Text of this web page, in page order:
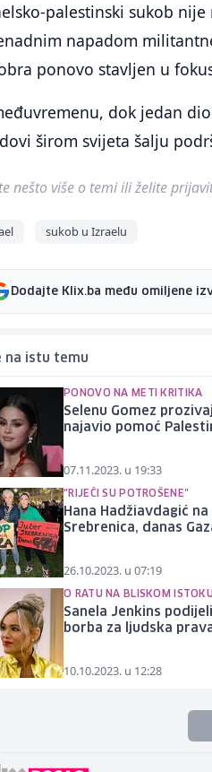
palestinski sukob
napadom
ponovo stavljen u
dok jedan
širom svijeta šalju
nešto više o temi ili želite
sukob u Izraelu
Dodajte Klix.ba među omiljene
na istu temu
PONOVO NA METI KRITIKA
Selenu Gomez
najavio pomoć
07.11.2023. u 19:33
"RIJEČI SU POTROŠENE"
Hana Hadžiavdagić
Srebrenica, danas
26.10.2023. u 07:19
O RATU NA BLISKOM
Sanela Jenkins
borba za ljudska
10.10.2023. u 12:28